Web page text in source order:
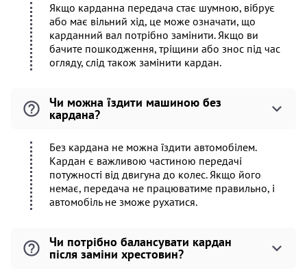
Якщо карданна передача стає шумною, вібрує
або має вільний хід, це може означати, що
карданний вал потрібно замінити. Якщо ви
бачите пошкодження, тріщини або знос під час
огляду, слід також замінити кардан.
Чи можна їздити машиною без
кардана?
Без кардана не можна їздити автомобілем.
Кардан є важливою частиною передачі
потужності від двигуна до колес. Якщо його
немає, передача не працюватиме правильно, і
автомобіль не зможе рухатися.
Чи потрібно балансувати кардан
після заміни хрестовин?